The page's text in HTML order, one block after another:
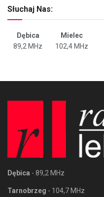
Słuchaj Nas:
Dębica Mielec
89,2 MHz
102,4 MHz
Dębica - 89,2 MHz
Tarnobrzeg - 104,7 MHz